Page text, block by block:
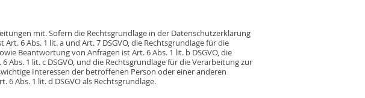
mit. Sofern die Rechtsgrundlage in der Datenschutzerklärung
6 Abs. 1 lit. a und Art. 7 DSGVO, die Rechtsgrundlage für die
Beantwortung von Anfragen ist Art. 6 Abs. 1 lit. b DSGVO, die
1 lit. c DSGVO, und die Rechtsgrundlage für die Verarbeitung zur
Interessen der betroffenen Person oder einer anderen
Abs. 1 lit. d DSGVO als Rechtsgrundlage.